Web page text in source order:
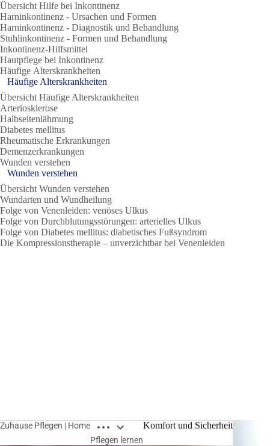
Übersicht Hilfe bei Inkontinenz
Harninkontinenz - Ursachen und Formen
Harninkontinenz - Diagnostik und Behandlung
Stuhlinkontinenz - Formen und Behandlung
Inkontinenz-Hilfsmittel
Hautpflege bei Inkontinenz
Häufige Alterskrankheiten
Häufige Alterskrankheiten
Übersicht Häufige Alterskrankheiten
Arteriosklerose
Halbseitenlähmung
Diabetes mellitus
Rheumatische Erkrankungen
Demenzerkrankungen
Wunden verstehen
Wunden verstehen
Übersicht Wunden verstehen
Wundarten und Wundheilung
Folge von Venenleiden: venöses Ulkus
Folge von Durchblutungsstörungen: arterielles Ulkus
Folge von Diabetes mellitus: diabetisches Fußsyndrom
Die Kompressionstherapie – unverzichtbar bei Venenleiden
Zuhause Pflegen | Home Breadcrumbs öffnen
Pflegen lernen
Komfort und Sicherheit